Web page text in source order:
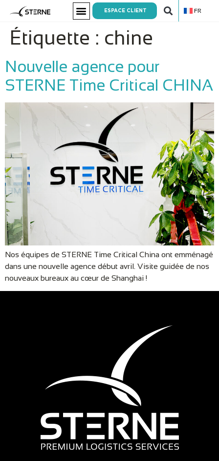
ESPACE CLIENT FR
Étiquette : chine
Nouvelle agence pour
STERNE Time Critical CHINA
Nos équipes de STERNE Time Critical China ont emménagé
dans une nouvelle agence début avril. Visite guidée de nos
nouveaux bureaux au cœur de Shanghai !